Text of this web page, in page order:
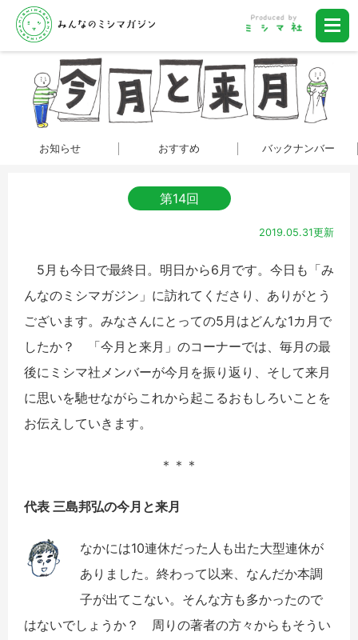
お知らせ おすすめ バックナンバー
第14回
2019.05.31更新
5月も今日で最終日。明日から6月です。今日も「み
んなのミシマガジン」に訪れてくださり、ありがとう
ございます。みなさんにとっての5月はどんな1カ月で
したか？ 「今月と来月」のコーナーでは、毎月の最
後にミシマ社メンバーが今月を振り返り、そして来月
に思いを馳せながらこれから起こるおもしろいことを
お伝えしていきます。
＊＊＊
代表 三島邦弘の今月と来月
なかには10連休だった人も出た大型連休が
ありました。終わって以来、なんだか本調
子が出てこない。そんな方も多かったので
はないでしょうか？ 周りの著者の方々からもそうい